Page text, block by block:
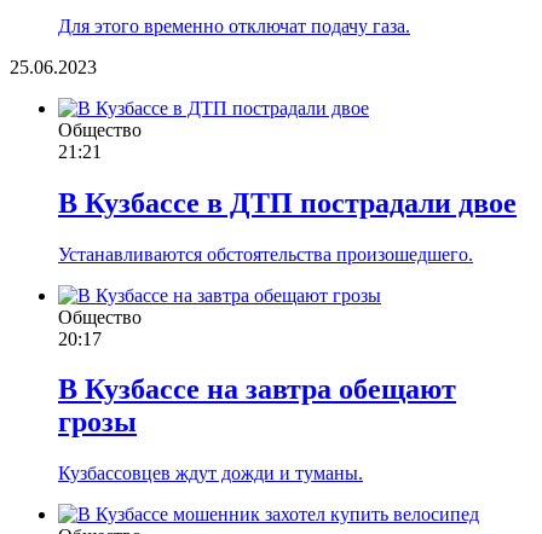
Для этого временно отключат подачу газа.
25.06.2023
Общество
21:21
В Кузбассе в ДТП пострадали двое
Устанавливаются обстоятельства произошедшего.
Общество
20:17
В Кузбассе на завтра обещают
грозы
Кузбассовцев ждут дожди и туманы.